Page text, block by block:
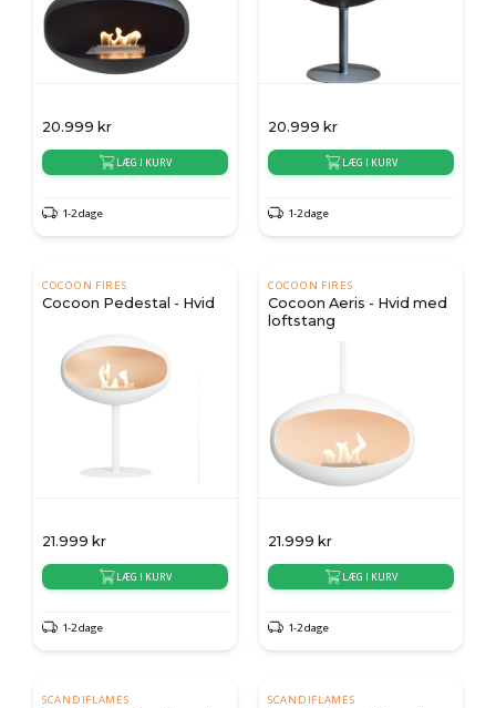
20.999 kr
LÆG I KURV
1-2 dage
20.999 kr
LÆG I KURV
1-2 dage
COCOON FIRES
Cocoon Pedestal - Hvid
21.999 kr
LÆG I KURV
1-2 dage
COCOON FIRES
Cocoon Aeris - Hvid med
loftstang
21.999 kr
LÆG I KURV
1-2 dage
SCANDIFLAMES SCANDIFLAMES